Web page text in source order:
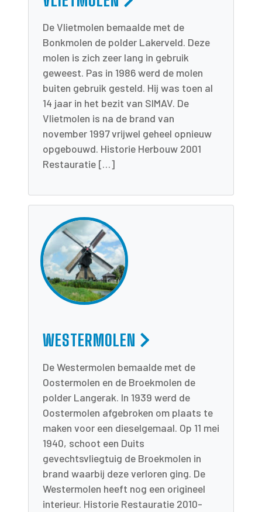
De Vlietmolen bemaalde met de
Bonkmolen de polder Lakerveld. Deze
molen is zich zeer lang in gebruik
geweest. Pas in 1986 werd de molen
buiten gebruik gesteld. Hij was toen al
14 jaar in het bezit van SIMAV. De
Vlietmolen is na de brand van
november 1997 vrijwel geheel opnieuw
opgebouwd. Historie Herbouw 2001
Restauratie […]
WESTERMOLEN
De Westermolen bemaalde met de
Oostermolen en de Broekmolen de
polder Langerak. In 1939 werd de
Oostermolen afgebroken om plaats te
maken voor een dieselgemaal. Op 11 mei
1940, schoot een Duits
gevechtsvliegtuig de Broekmolen in
brand waarbij deze verloren ging. De
Westermolen heeft nog een origineel
interieur. Historie Restauratie 2010-